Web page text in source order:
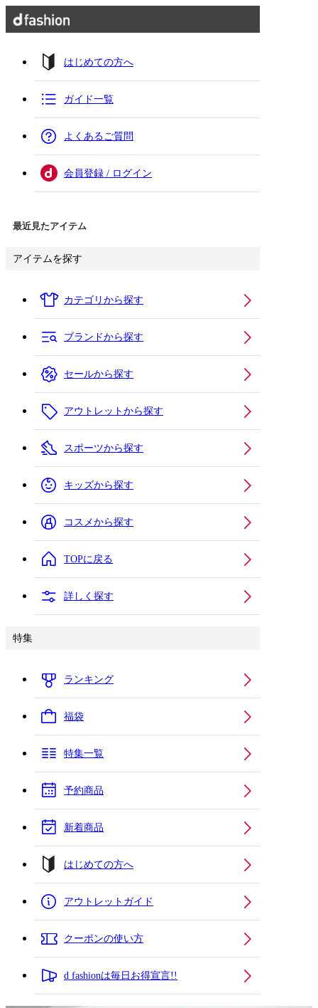
はじめての方へ
ガイド一覧
よくあるご質問
会員登録 / ログイン
最近見たアイテム
アイテムを探す
カテゴリから探す
ブランドから探す
セールから探す
アウトレットから探す
スポーツから探す
キッズから探す
コスメから探す
TOPに戻る
詳しく探す
特集
ランキング
福袋
特集一覧
予約商品
新着商品
はじめての方へ
アウトレットガイド
クーポンの使い方
d fashionは毎日お得宣言!!